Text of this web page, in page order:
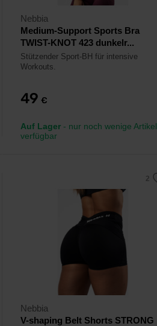
Nebbia
Medium-Support Sports Bra
TWIST-KNOT 423 dunkelr...
Stützender Sport-BH für intensive
Workouts.
49 €
Auf Lager - nur noch wenige Artikel
verfügbar
Nebbia
V-shaping Belt Shorts STRONG